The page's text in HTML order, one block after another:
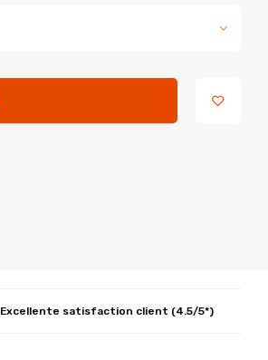
Excellente satisfaction client (4.5/5*)